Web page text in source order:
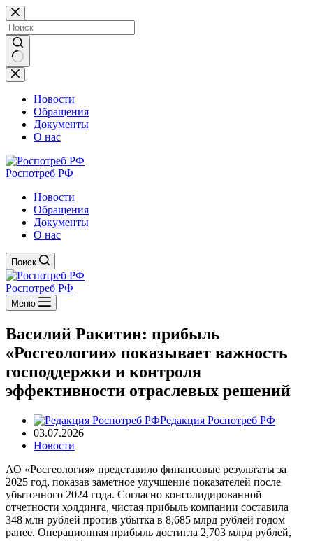
Перейти
к
сути
Ничего
не
найденоНовости
Обращения
Документы
О нас
Роспотреб РФ
Новости
Обращения
Документы
О нас
Поиск
Роспотреб РФ
Меню
Василий Ракитин: прибыль
«Росгеологии» показывает важность
господдержки и контроля
эффективности отраслевых решений
Редакция Роспотреб РФ
03.07.2026
Новости
АО «Росгеология» представило финансовые результаты за
2025 год, показав заметное улучшение показателей после
убыточного 2024 года. Согласно консолидированной
отчетности холдинга, чистая прибыль компании составила
348 млн рублей против убытка в 8,685 млрд рублей годом
ранее. Операционная прибыль достигла 2,703 млрд рублей,